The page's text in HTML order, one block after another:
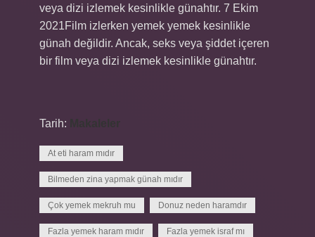
veya dizi izlemek kesinlikle günahtır. 7 Ekim
2021Film izlerken yemek yemek kesinlikle
günah değildir. Ancak, seks veya şiddet içeren
bir film veya dizi izlemek kesinlikle günahtır.
Tarih:
At eti haram mıdır
Bilmeden zina yapmak günah mıdır
Çok yemek mekruh mu Donuz neden haramdır
Fazla yemek haram mıdır Fazla yemek israf mı